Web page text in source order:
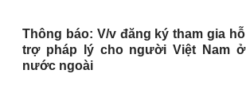
Thông báo: V/v đăng ký tham gia hỗ
trợ pháp lý cho người Việt Nam ở
nước ngoài